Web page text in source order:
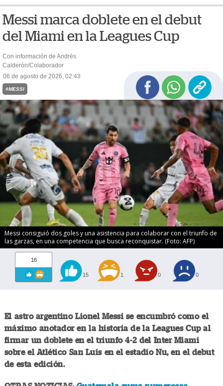
Messi marca doblete en el debut
del Miami en la Leagues Cup
Con información de Andrés
Calderón/Colaborador
06 de agosto de 2026, 02:43
#MESSI
Messi consiguió dos goles y una asistencia para colaborar con el triunfo de
las garzas, en una competencia que busca reconquistar. (Foto: AFP)
16
15 1 0 0
El astro argentino Lionel Messi se encumbró como el
máximo anotador en la historia de la Leagues Cup al
firmar un doblete en el triunfo 4-2 del Inter Miami
sobre el Atlético San Luis en el estadio Nu, en el debut
de esta edición.